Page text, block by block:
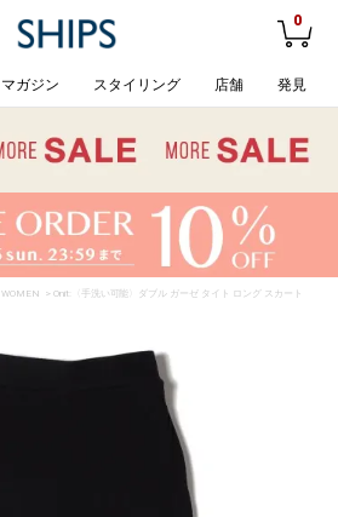
0
マガジン スタイリング 店舗 発見
WOMEN > Onit:〈手洗い可能〉ダブル ガーゼ タイト ロング スカート